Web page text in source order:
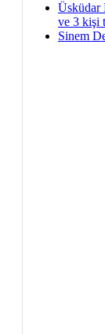
Üsküdar
ve 3 kişi
Sinem